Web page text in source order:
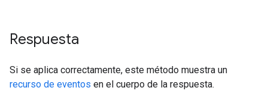
Respuesta
Si se aplica correctamente, este método muestra un
recurso de eventos en el cuerpo de la respuesta.